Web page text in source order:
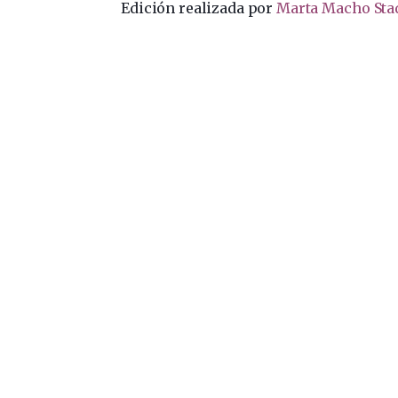
Edición realizada por Marta Macho